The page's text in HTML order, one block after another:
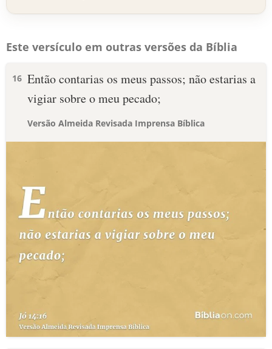
Este versículo em outras versões da Bíblia
16 Então contarias os meus passos; não estarias a
vigiar sobre o meu pecado;
Versão Almeida Revisada Imprensa Bíblica